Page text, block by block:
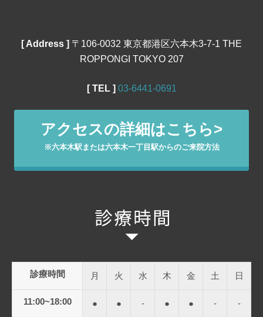
[ Address ] 〒106‐0032 東京都港区六本木3-7-1 THE
ROPPONGI TOKYO 207
[ TEL ] 03‐6441‐0691
アクセスの詳細はこちら>
※六本木駅または六本木一丁目駅からのご来院方法
診療時間 月 火 水 木 金 土 日
11:00~18:00 ● ● - ● ● - -